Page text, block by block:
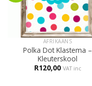
AFRIKAANS
Polka Dot Klastema –
Kleuterskool
R120,00 VAT inc